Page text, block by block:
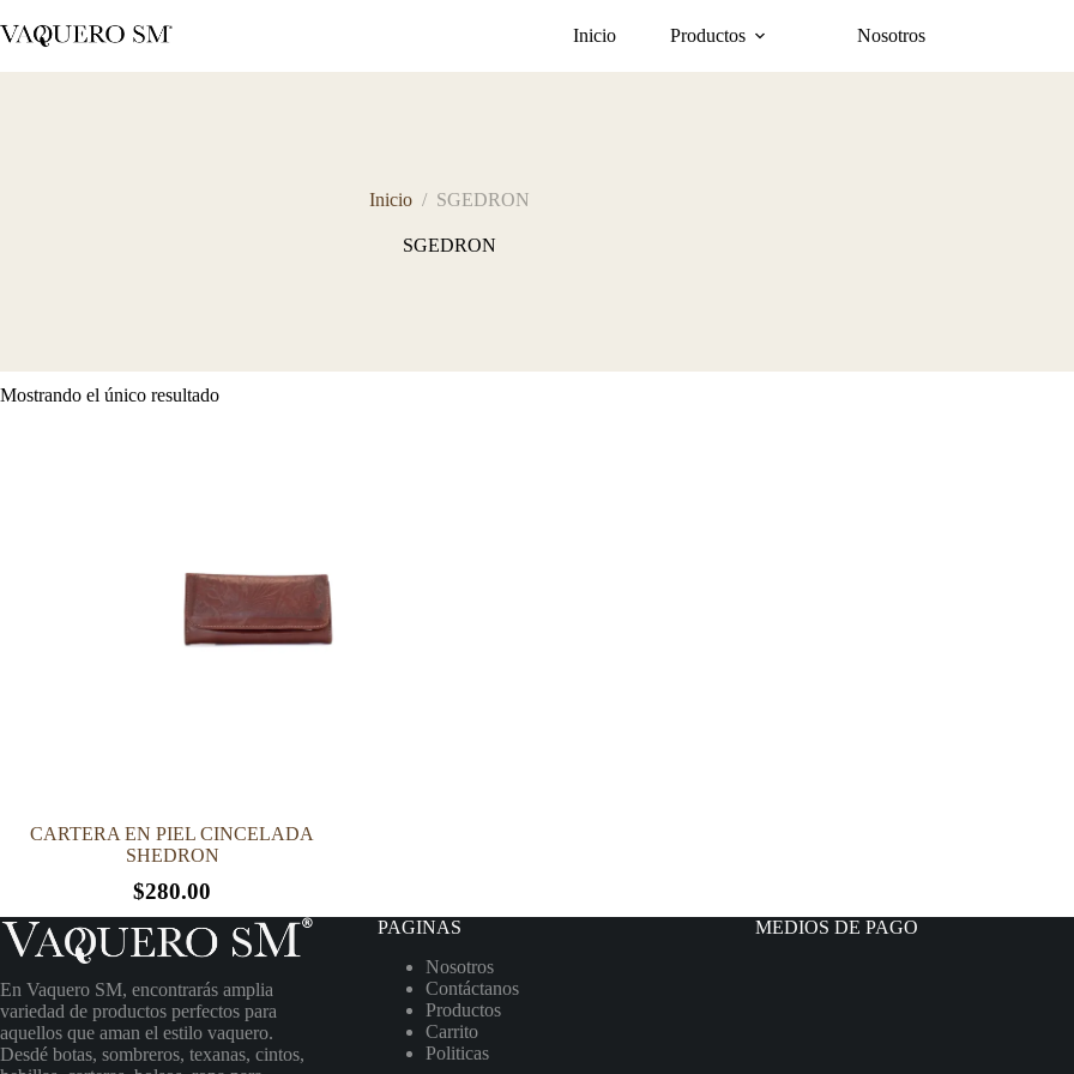
al
contenido
Inicio Productos Nosotros
Inicio / SGEDRON
SGEDRON
Mostrando el único resultado
CARTERA EN PIEL CINCELADA
SHEDRON
$280.00
En Vaquero SM, encontrarás amplia
variedad de productos perfectos para
aquellos que aman el estilo vaquero.
Desdé botas, sombreros, texanas, cintos,
PAGINAS
Nosotros
Contáctanos
Productos
Carrito
Politicas
MEDIOS DE PAGO